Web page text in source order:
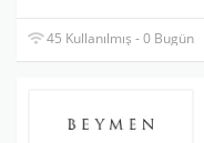
45 Kullanılmış - 0 Bugün